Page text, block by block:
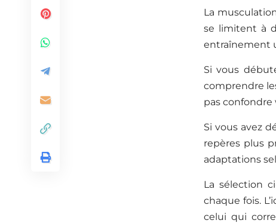
La
se limitent à
entraînement
Si vous
comprendre
pas
Si vous avez
repères plus
adaptations
La sélection
chaque fois.
celui qui